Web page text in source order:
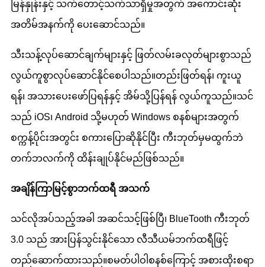
မြန်နှုန်းနှင့် သက်တောင့်သက်သာရှိမှုအတွက် အကောင်းဆုံး
အတိမ်အနက်ကို ပေးဆောင်သည်။
သီးသန့်လုပ်ဆောင်ချက်များနှင့် ဖြတ်လမ်းခလုတ်များစွာသည်
လွယ်ကူစွာလုပ်ဆောင်နိုင်စေပါသည်။တည်းဖြတ်ရန်၊ ကူးယူ
ရန်၊ အသားပေးဖော်ပြရန်နှင့် အိမ်သို့ပြန်ရန် လွယ်ကူသည်။သင်
သည် iOS၊ Android သို့မဟုတ် Windows စနစ်များအတွက်
စက္ကန့်ပိုင်းအတွင်း စကားပြောဆိုနိုင်ပြီး ကီးဘုတ်မှမထွက်ဘဲ
တက်ဘလက်ကို ထိန်းချုပ်နိုင်မည်ဖြစ်သည်။
အချိန်ကြာမြင့်စွာဘက်ထရီ အသက်
သင်လိုအပ်သည့်အခါ အဆင်သင့်ဖြစ်ပြီ၊ BlueTooth ကီးဘုတ်
3.0 သည် အားပြန်သွင်းနိုင်သော လီသီယမ်ဘက်ထရီဖြင့်
တည်ဆောက်ထားသည်။စမတ်ပါဝါစနစ်ကြောင့် အစားထိုးစရာ